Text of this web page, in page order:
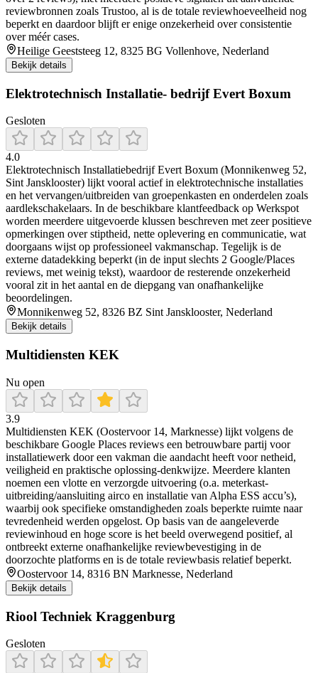
reviewbronnen zoals Trustoo, al is de totale reviewhoeveelheid nog
beperkt en daardoor blijft er enige onzekerheid over consistentie
over méér cases.
Heilige Geeststeeg 12, 8325 BG Vollenhove, Nederland
Bekijk details
Elektrotechnisch Installatie- bedrijf Evert Boxum
Gesloten
4.0
Elektrotechnisch Installatiebedrijf Evert Boxum (Monnikenweg 52,
Sint Jansklooster) lijkt vooral actief in elektrotechnische installaties
en het vervangen/uitbreiden van groepenkasten en onderdelen zoals
aardlekschakelaars. In de beschikbare klantfeedback op Werkspot
worden meerdere uitgevoerde klussen beschreven met zeer positieve
opmerkingen over stiptheid, nette oplevering en communicatie, wat
doorgaans wijst op professioneel vakmanschap. Tegelijk is de
externe datadekking beperkt (in de input slechts 2 Google/Places
reviews, met weinig tekst), waardoor de resterende onzekerheid
vooral zit in het aantal en de diepgang van onafhankelijke
beoordelingen.
Monnikenweg 52, 8326 BZ Sint Jansklooster, Nederland
Bekijk details
Multidiensten KEK
Nu open
3.9
Multidiensten KEK (Oostervoor 14, Marknesse) lijkt volgens de
beschikbare Google Places reviews een betrouwbare partij voor
installatiewerk door een vakman die aandacht heeft voor netheid,
veiligheid en praktische oplossing-denkwijze. Meerdere klanten
noemen een vlotte en verzorgde uitvoering (o.a. meterkast-
uitbreiding/aansluiting airco en installatie van Alpha ESS accu’s),
waarbij ook specifieke omstandigheden zoals beperkte ruimte naar
tevredenheid werden opgelost. Op basis van de aangeleverde
reviewinhoud en hoge score is het beeld overwegend positief, al
ontbreekt externe onafhankelijke reviewbevestiging in de
doorzochte platforms en is de totale reviewbasis relatief beperkt.
Oostervoor 14, 8316 BN Marknesse, Nederland
Bekijk details
Riool Techniek Kraggenburg
Gesloten